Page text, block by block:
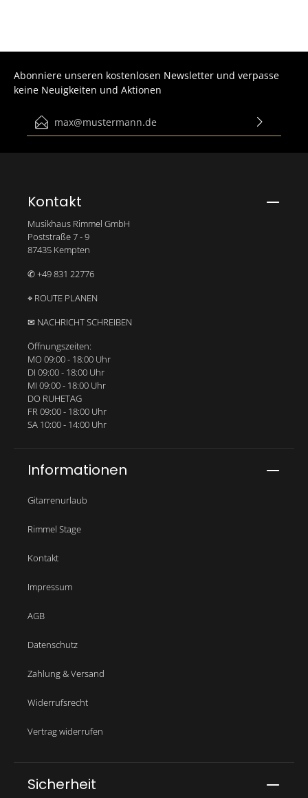
Abonniere unseren kostenlosen Newsletter und verpasse
keine Neuigkeiten und Aktionen
E-Mail-Adresse*
Sicherheit
Kontakt
Musikhaus Rimmel GmbH
Poststraße 7 - 9
87435 Kempten
✆ +49 831 22776
⌖ ROUTE PLANEN
✉ NACHRICHT SCHREIBEN
Öffnungszeiten:
MO 09:00 - 18:00 Uhr
DI 09:00 - 18:00 Uhr
MI 09:00 - 18:00 Uhr
DO RUHETAG
FR 09:00 - 18:00 Uhr
SA 10:00 - 14:00 Uhr
Informationen
Gitarrenurlaub
Rimmel Stage
Kontakt
Impressum
AGB
Datenschutz
Zahlung & Versand
Widerrufsrecht
Vertrag widerrufen